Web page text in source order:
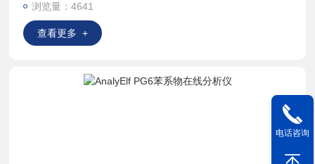
浏览量：4641
查看更多 +
电话咨询